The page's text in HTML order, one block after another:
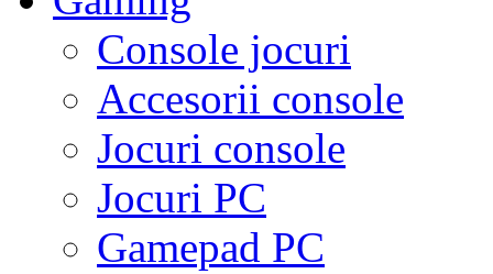
Console jocuri
Accesorii console
Jocuri console
Jocuri PC
Gamepad PC